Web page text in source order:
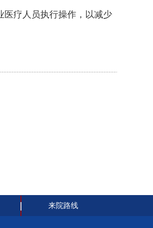
医疗人员执行操作，以减少
来院路线